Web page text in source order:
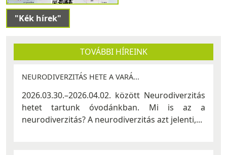
"Kék hírek"
TOVÁBBI HÍREINK
NEURODIVERZITÁS HETE A VARÁ...
2026.03.30.–2026.04.02. között Neurodiverzitás
hetet tartunk óvodánkban. Mi is az a
neurodiverzitás? A neurodiverzitás azt jelenti,...